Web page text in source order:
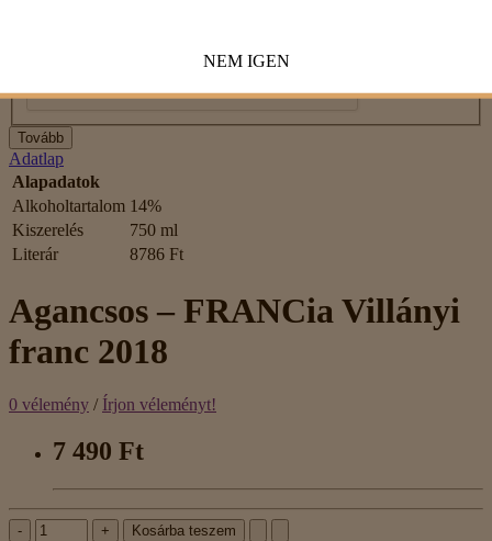
Tovább
Adatlap
Alapadatok
Alkoholtartalom 14%
Kiszerelés
750 ml
Literár
8786 Ft
Agancsos – FRANCia Villányi
franc 2018
0 vélemény / Írjon véleményt!
7 490 Ft
- + Kosárba teszem
NEM IGEN